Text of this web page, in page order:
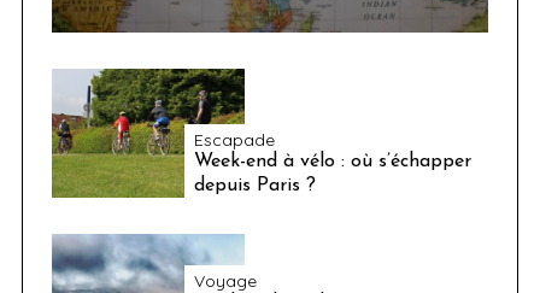
Escapade
Week-end à vélo : où s’échapper
depuis Paris ?
Voyage